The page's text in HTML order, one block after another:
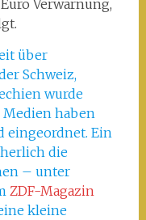
Verwarnung,
über
Schweiz,
wurde
haben
eingeordnet. Ein
die
– unter
ZDF-Magazin
kleine